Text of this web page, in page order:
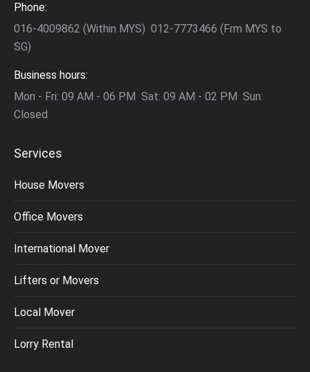
Phone:
016-4009862 (Within MYS) 012-7773466 (Frm MYS to
SG)
Business hours:
Mon - Fri: 09 AM - 06 PM Sat: 09 AM - 02 PM Sun:
Closed
Services
House Movers
Office Movers
International Mover
Lifters or Movers
Local Mover
Lorry Rental